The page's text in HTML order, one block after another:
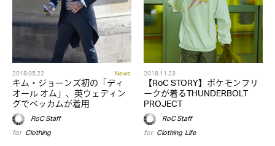
2018.05.22 News
キム・ジョーンズ初の「ディ
オール オム」、英ウェディン
グでベッカムが着用
RoC Staff
for Clothing
2018.11.23
【RoC STORY】ポケモンフリ
ークが着るTHUNDERBOLT
PROJECT
RoC Staff
for Clothing,Life